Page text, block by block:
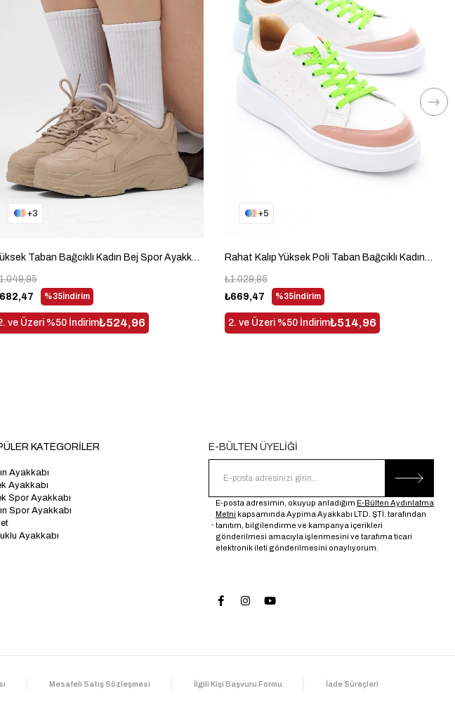
3
Yüksek Taban Bağcıklı Kadın Bej Spor Ayakkabı BLS-Q-1
%35İndirim
ve Üzeri %50 İndirim₺524,96
5
Rahat Kalıp Yüksek Poli Taban Bağcıklı Kadın Beyaz Yeşil Spor Ayakkabı TBA130
%35İndirim
₺669,47
₺1.029,95
2. ve Üzeri %50 İndirim₺514,96
KATEGORİLER
Ayakkabı
Ayakkabı
Spor Ayakkabı
Spor Ayakkabı
Ayakkabı
E-BÜLTEN ÜYELİĞİ
E-posta adresimin, okuyup anladığım E-Bülten Aydınlatma
Metni kapsamında Aypima Ayakkabı LTD. ŞTİ. tarafından
tanıtım, bilgilendirme ve kampanya içerikleri
gönderilmesi amacıyla işlenmesini ve tarafıma ticari
elektronik ileti gönderilmesini onaylıyorum.
Mesafeli Satış Sözleşmesi İlgili Kişi Başvuru Formu İade Süreçleri